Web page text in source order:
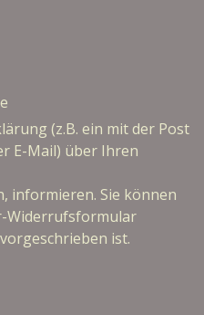
(z.B. ein mit der Post
E-Mail) über Ihren
informieren. Sie können
Widerrufsformular
ist.